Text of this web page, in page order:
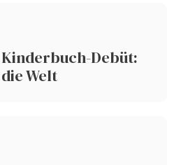
Debüt:
Welt